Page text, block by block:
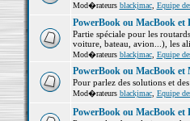
Mod�rateurs blackjmac, Equipe
PowerBook ou MacBook et
Partie spéciale pour les
voiture, bateau, avion...), les
Mod�rateurs blackjmac, Equipe
PowerBook ou MacBook et
Pour parlez des solutions et
Mod�rateurs blackjmac, Equipe
PowerBook ou MacBook et